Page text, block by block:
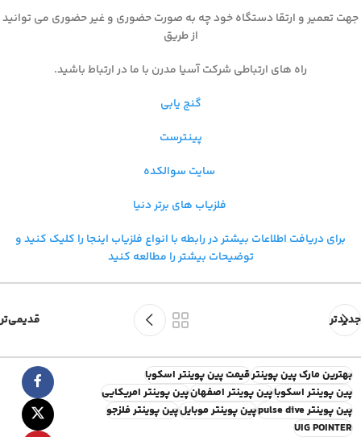
جهت تعمیر و ارتقا دستگاه خود چه به صورت حضوری و غیر حضوری می توانید
از طریق
راه های ارتباطی شرکت آسیا مدرن با ما در ارتباط باشید.
گنج یابی
پینترست
سایت سوالکده
فلزیاب های برتر دنیا
برای دریافت اطلاعات بیشتر در رابطه با انواع فلزیاب اینجا را کلیک کنید و
توضیحات بیشتر را مطالعه کنید
جدیدتر قدیمی‌تر
بهترین مارک پین پوینترقیمت پین پوینتر اسکوبا
پین پوینتر اسکوباپین پوینتر اصفهانپین پوینتر امریکایی
پین پوینتر pulse dive
پین پوینتر موبایلپین پوینتر فلزجو
UIG POINTER